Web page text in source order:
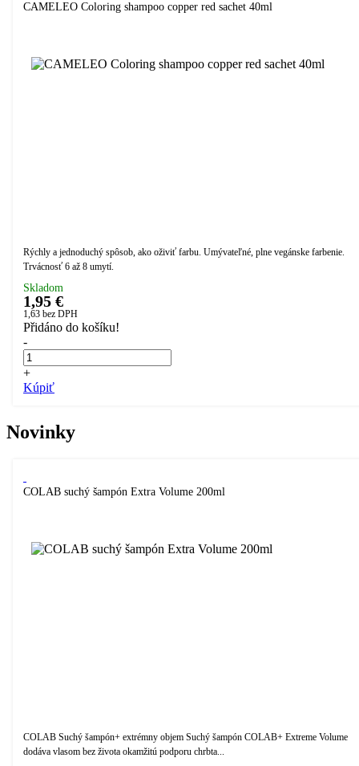
CAMELEO Coloring shampoo copper red sachet 40ml
Rýchly a jednoduchý spôsob, ako oživiť farbu. Umývateľné, plne vegánske farbenie.
Trvácnosť 6 až 8 umytí.
Skladom
1,95 €
1,63 bez DPH
Přidáno do košíku!
-
+
Kúpiť
Novinky
COLAB suchý šampón Extra Volume 200ml
COLAB Suchý šampón+ extrémny objem Suchý šampón COLAB+ Extreme Volume
dodáva vlasom bez života okamžitú podporu chrbta...